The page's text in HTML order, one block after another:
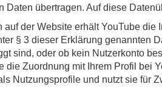
Daten übertragen. Auf diese
auf der Website erhält YouTube
§ 3 dieser Erklärung genannten
sind, oder ob kein Nutzerkonto
die Zuordnung mit Ihrem Profil bei
Nutzungsprofile und nutzt sie für